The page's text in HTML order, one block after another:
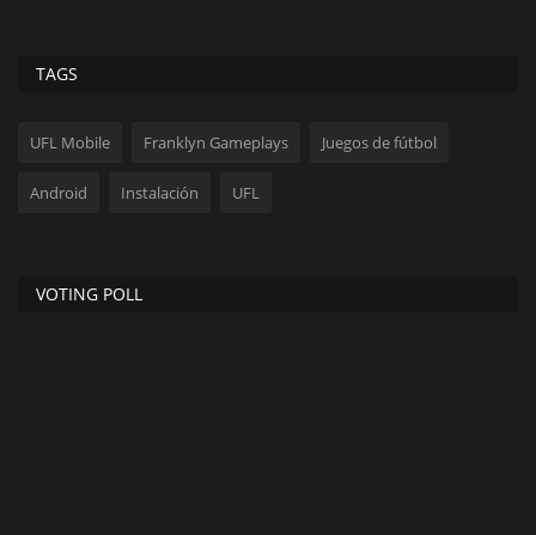
TAGS
UFL Mobile Franklyn Gameplays Juegos de fútbol
Android Instalación UFL
VOTING POLL